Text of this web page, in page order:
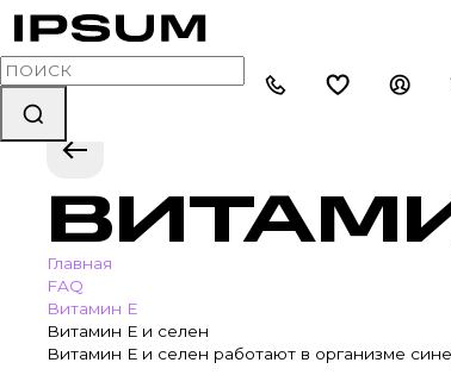
Главная
FAQ
Витамин Е
Витамин Е и селен
Витамин Е и селен работают в организме